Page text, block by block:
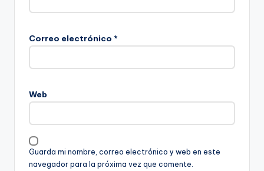
Correo electrónico *
Web
Guarda mi nombre, correo electrónico y web en este
navegador para la próxima vez que comente.